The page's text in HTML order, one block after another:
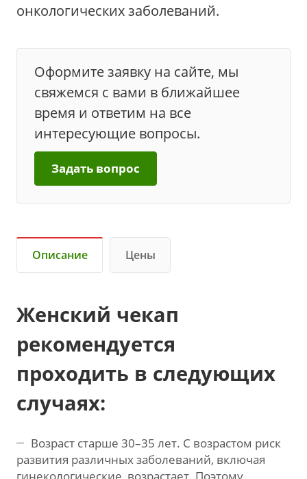
онкологических заболеваний.
Оформите заявку на сайте, мы
свяжемся с вами в ближайшее
время и ответим на все
интересующие вопросы.
Задать вопрос
Описание Цены
Женский чекап
рекомендуется
проходить в следующих
случаях:
Возраст старше 30–35 лет. С возрастом риск
развития различных заболеваний, включая